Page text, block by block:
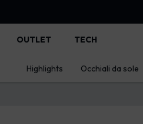
OUTLET TECH
Highlights Occhiali da sole